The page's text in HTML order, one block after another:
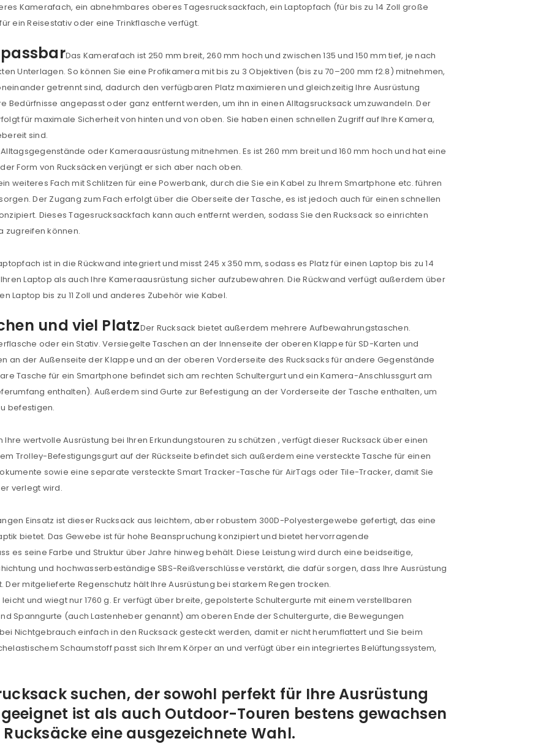
*
REGISTRIEREN
E-Mail-Adresse*
Mail-Adresse gesendet.
NEWSLETTER ABONNIEREN
Please select all the ways you would like to hear from us
Ich stimme zu
Ja, ich möchte ein Kundenkonto eröffnen und akzeptiere die
Datenschutzerklärung. *
Kamerafach, ein abnehmbares oberes Tagesrucksackfach, ein Laptopfach (für bis zu 14 Zoll große
ein Reisestativ oder eine Trinkflasche verfügt.
Das Kamerafach ist 250 mm breit, 260 mm hoch und zwischen 135 und 150 mm tief, je nach
Unterlagen. So können Sie eine Profikamera mit bis zu 3 Objektiven (bis zu 70–200 mm f2.8) mitnehmen,
getrennt sind, dadurch den verfügbaren Platz maximieren und gleichzeitig Ihre Ausrüstung
Bedürfnisse angepasst oder ganz entfernt werden, um ihn in einen Alltagsrucksack umzuwandeln. Der
für maximale Sicherheit von hinten und von oben. Sie haben einen schnellen Zugriff auf Ihre Kamera,
sind.
oder Kameraausrüstung mitnehmen. Es ist 260 mm breit und 160 mm hoch und hat eine
Form von Rucksäcken verjüngt er sich aber nach oben.
weiteres Fach mit Schlitzen für eine Powerbank, durch die Sie ein Kabel zu Ihrem Smartphone etc. führen
Der Zugang zum Fach erfolgt über die Oberseite der Tasche, es ist jedoch auch für einen schnellen
Dieses Tagesrucksackfach kann auch entfernt werden, sodass Sie den Rucksack so einrichten
zugreifen können.
ist in die Rückwand integriert und misst 245 x 350 mm, sodass es Platz für einen Laptop bis zu 14
Laptop als auch Ihre Kameraausrüstung sicher aufzubewahren. Die Rückwand verfügt außerdem über
Laptop bis zu 11 Zoll und anderes Zubehör wie Kabel.
und viel PlatzDer Rucksack bietet außerdem mehrere Aufbewahrungstaschen.
oder ein Stativ. Versiegelte Taschen an der Innenseite der oberen Klappe für SD-Karten und
an der Außenseite der Klappe und an der oberen Vorderseite des Rucksacks für andere Gegenstände
Tasche für ein Smartphone befindet sich am rechten Schultergurt und ein Kamera-Anschlussgurt am
enthalten). Außerdem sind Gurte zur Befestigung an der Vorderseite der Tasche enthalten, um
befestigen.
Ihre wertvolle Ausrüstung bei Ihren Erkundungstouren zu schützen , verfügt dieser Rucksack über einen
Trolley-Befestigungsgurt auf der Rückseite befindet sich außerdem eine versteckte Tasche für einen
sowie eine separate versteckte Smart Tracker-Tasche für AirTags oder Tile-Tracker, damit Sie
verlegt wird.
Einsatz ist dieser Rucksack aus leichtem, aber robustem 300D-Polyestergewebe gefertigt, das eine
bietet. Das Gewebe ist für hohe Beanspruchung konzipiert und bietet hervorragende
es seine Farbe und Struktur über Jahre hinweg behält. Diese Leistung wird durch eine beidseitige,
und hochwasserbeständige SBS-Reißverschlüsse verstärkt, die dafür sorgen, dass Ihre Ausrüstung
mitgelieferte Regenschutz hält Ihre Ausrüstung bei starkem Regen trocken.
und wiegt nur 1760 g. Er verfügt über breite, gepolsterte Schultergurte mit einem verstellbaren
Spanngurte (auch Lastenheber genannt) am oberen Ende der Schultergurte, die Bewegungen
Nichtgebrauch einfach in den Rucksack gesteckt werden, damit er nicht herumflattert und Sie beim
Schaumstoff passt sich Ihrem Körper an und verfügt über ein integriertes Belüftungssystem,
suchen, der sowohl perfekt für Ihre Ausrüstung
ist als auch Outdoor-Touren bestens gewachsen
Rucksäcke eine ausgezeichnete Wahl.